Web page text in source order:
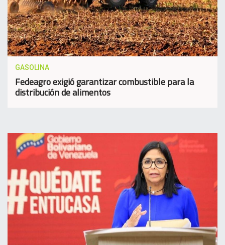
GASOLINA
Fedeagro exigió garantizar combustible para la
distribución de alimentos